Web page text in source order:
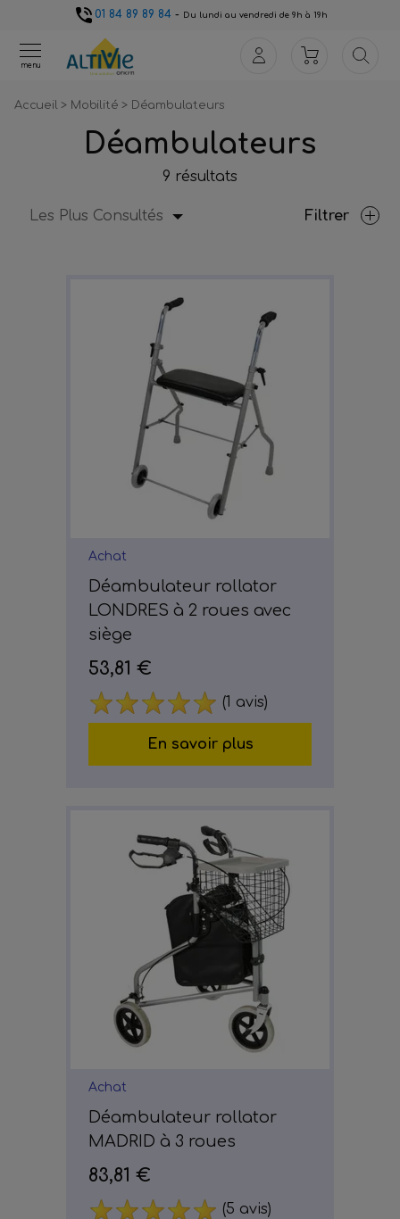
01 84 89 89 84- Du lundi au vendredi de 9h à 19h
menu
Accueil> Mobilité> Déambulateurs
Déambulateurs
9 résultats
Les Plus Consultés Filtrer
Achat
Déambulateur rollator
LONDRES à 2 roues avec
siège
53,81 €
(1 avis)
En savoir plus
Achat
Déambulateur rollator
MADRID à 3 roues
83,81 €
(5 avis)